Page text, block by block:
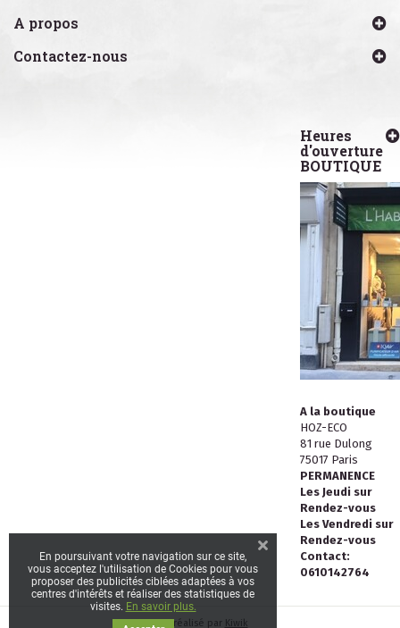
A propos
Contactez-nous
Heures
d'ouverture
BOUTIQUE
A la boutique
HOZ-ECO
81 rue Dulong
75017 Paris
PERMANENCE
Les Jeudi sur
Rendez-vous
Les Vendredi sur
Rendez-vous
Contact:
0610142764
Site réalisé par Kiwik
En poursuivant votre navigation sur ce site,
vous acceptez l'utilisation de Cookies pour vous
proposer des publicités ciblées adaptées à vos
centres d'intérêts et réaliser des statistiques de
visites. En savoir plus.